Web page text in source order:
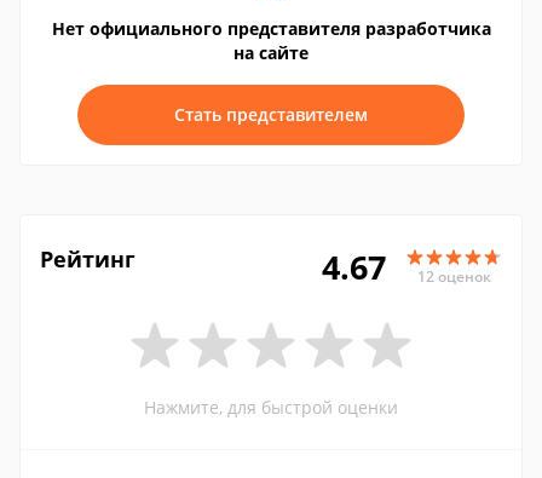
Нет официального представителя разработчика
на сайте
Стать представителем
Рейтинг 4.67 12 оценок
Нажмите, для быстрой оценки